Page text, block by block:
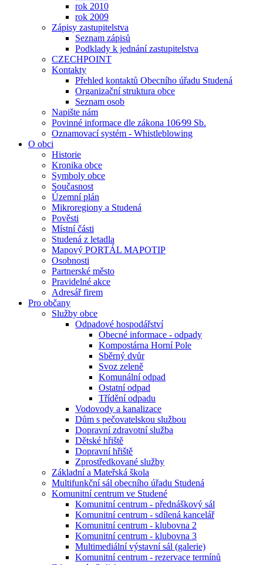
rok 2010
rok 2009
Zápisy zastupitelstva
Seznam zápisů
Podklady k jednání zastupitelstva
CZECHPOINT
Kontakty
Přehled kontaktů Obecního úřadu Studená
Organizační struktura obce
Seznam osob
Napište nám
Povinné informace dle zákona 106⁄99 Sb.
Oznamovací systém - Whistleblowing
O obci
Historie
Kronika obce
Symboly obce
Současnost
Územní plán
Mikroregiony a Studená
Pověsti
Místní části
Studená z letadla
Mapový PORTÁL MAPOTIP
Osobnosti
Partnerské město
Pravidelné akce
Adresář firem
Pro občany
Služby obce
Odpadové hospodářství
Obecné informace - odpady
Kompostárna Horní Pole
Sběrný dvůr
Svoz zeleně
Komunální odpad
Ostatní odpad
Třídění odpadu
Vodovody a kanalizace
Dům s pečovatelskou službou
Dopravní zdravotní služba
Dětské hřiště
Dopravní hřiště
Zprostředkované služby
Základní a Mateřská škola
Multifunkční sál obecního úřadu Studená
Komunitní centrum ve Studené
Komunitní centrum - přednáškový sál
Komunitní centrum - sdílená kancelář
Komunitní centrum - klubovna 2
Komunitní centrum - klubovna 3
Multimediální výstavní sál (galerie)
Komunitní centrum - rezervace termínů